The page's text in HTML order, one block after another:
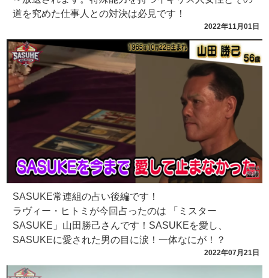
2022年11月01日
道を究めた仕事人との対決は必見です！
2022年07月21日
SASUKE常連組の占い後編です！
ラヴィー・ヒトミが今回占ったのは 「ミスター
SASUKE」山田勝己さんです！SASUKEを愛し、
SASUKEに愛された男の目に涙！一体なにが！？